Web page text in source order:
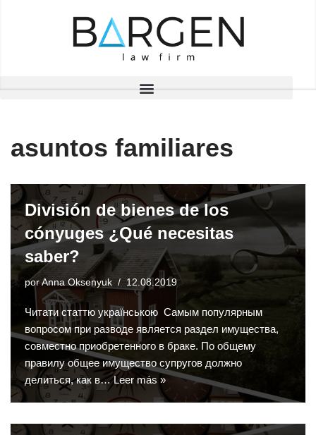
asuntos familiares
División de bienes de los
cónyuges ¿Qué necesitas
saber?
porAnna Oksenyuk 12.08.2019
Читати статтю українською Самым популярным
вопросом при разводе является раздел имущества,
совместно приобретенного в браке. По общему
правилу общее имущество супругов должно
делиться, как в…Leer más »